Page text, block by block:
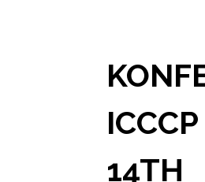
14TH